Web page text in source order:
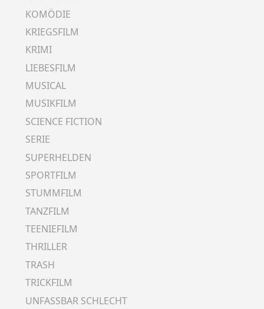
KOMÖDIE
KRIEGSFILM
KRIMI
LIEBESFILM
MUSICAL
MUSIKFILM
SCIENCE FICTION
SERIE
SUPERHELDEN
SPORTFILM
STUMMFILM
TANZFILM
TEENIEFILM
THRILLER
TRASH
TRICKFILM
UNFASSBAR SCHLECHT